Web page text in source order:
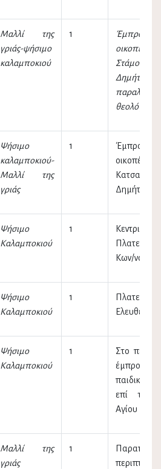
Μαλλί της
γριάς-ψήσιμο
καλαμποκιού
1
Έμπροσθεν
οικοπέδου
Στάμου
Δημήτριου
παραλία
θεολόγου
Ψήσιμο
καλαμποκιού-
Μαλλί της
γριάς
1
Έμπροσθεν
οικοπέδου
Δημήτριου
Ψήσιμο
Καλαμποκιού
1
Κεντρική
Πλατεία
Κων/νου
Ψήσιμο
Καλαμποκιού
1
Πλατεία
Ελευθερίας
Ψήσιμο
Καλαμποκιού
1
Στο
έμπροσθεν
παιδικής
επί της
Αγίου Κων/
Μαλλί της
γριάς
1
περιπτέρου